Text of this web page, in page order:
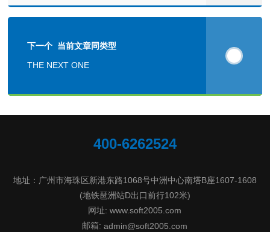
下一个 当前文章同类型
THE NEXT ONE
400-6262524
地址：广州市海珠区新港东路1068号中洲中心南塔B座1607-1608
(地铁琶洲站D出口前行102米)
网址: www.soft2005.com
邮箱:admin@soft2005.com